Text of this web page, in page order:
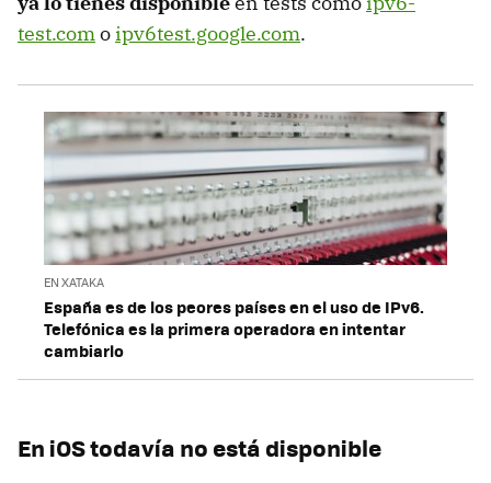
test.comoipv6test.google.com.
EN XATAKA
España es de los peores países en el uso de IPv6.
Telefónica es la primera operadora en intentar
cambiarlo
En iOS todavía no está disponible